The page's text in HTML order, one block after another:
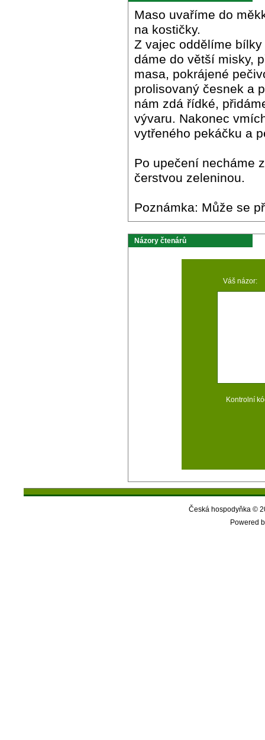
Maso uvaříme do
na kostičky.
Z vajec oddělíme
dáme do větší misky,
masa, pokrájené
prolisovaný česnek a
nám zdá řídké,
vývaru. Nakonec
vytřeného pekáčku a
Po upečení necháme
čerstvou zeleninou.
Poznámka: Může se
Názory čtenárů
Váš názor:
Kontrolní
Česká hospodyňka ©
Powered